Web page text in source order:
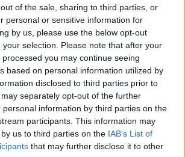
of the sale, sharing to third parties, or
personal or sensitive information for
by us, please use the below opt-out
selection. Please note that after your
you may continue seeing
based on personal information utilized by
disclosed to third parties prior to
separately opt-out of the further
personal information by third parties on the
participants. This information may
us to third parties on the IAB’s List of
that may further disclose it to other
ΚΑΤΗΓΟΡΙΑ
Χούθι χτύπησαν Aramco, Ιράν
σκληραίνει τους όρους για τα
Στενά του Ορμούζ